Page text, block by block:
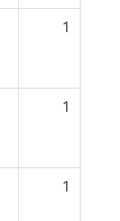
1
1
1